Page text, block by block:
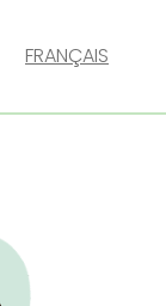
FRANÇAIS